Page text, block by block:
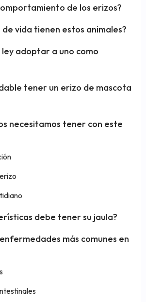
de los erizos?
vida tienen estos animales?
ley adoptar a uno como
tener un erizo de mascota
necesitamos tener con este
debe tener su jaula?
más comunes en